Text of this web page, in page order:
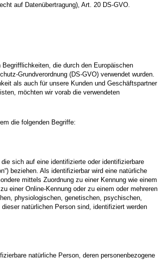
auf Datenübertragung), Art. 20 DS-GVO.
die durch den Europäischen
Grundverordnung (DS-GVO) verwendet wurden.
als auch für unsere Kunden und Geschäftspartner
möchten wir vorab die verwendeten
die folgenden Begriffe:
sich auf eine identifizierte oder identifizierbare
beziehen. Als identifizierbar wird eine natürliche
mittels Zuordnung zu einer Kennung wie einem
einer Online-Kennung oder zu einem oder mehreren
physiologischen, genetischen, psychischen,
natürlichen Person sind, identifiziert werden
natürliche Person, deren personenbezogene